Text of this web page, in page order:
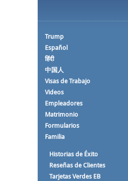
Trump
Español
हिंदी
中国人
Visas de Trabajo
Videos
Empleadores
Matrimonio
Formularios
Familia
Historias de Éxito
Reseñas de Clientes
Tarjetas Verdes EB